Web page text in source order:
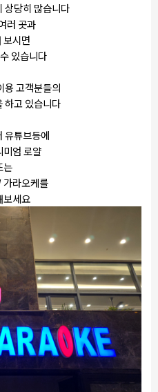
상당히 많습니다
러 곳과
보시면
있습니다
용 고객분들의
하고 있습니다
유튜브등에
미엄 로얄
는
라오케를
보세요